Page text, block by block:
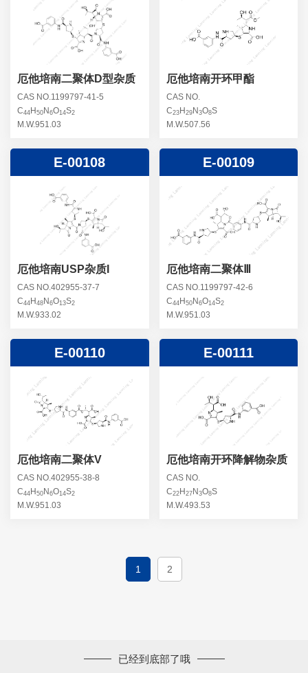
厄他培南二聚体D型杂质
CAS NO.1199797-41-5
C44 H 50 N 6O14S2
M.W.951.03
厄他培南开环甲酯
CAS NO.
C23H 29N 3O8S
M.W.507.56
E-00108
厄他培南USP杂质I
CAS NO.402955-37-7
C44 H 48 N 6O13S2
M.W.933.02
E-00109
厄他培南二聚体Ⅲ
CAS NO.1199797-42-6
C44 H 50N 6O14S2
M.W.951.03
E-00110
厄他培南二聚体V
CAS NO.402955-38-8
C44 H 50 N 6O14S2
M.W.951.03
E-00111
厄他培南开环降解物杂质
CAS NO.
C22H 27N 3O8S
M.W.493.53
1 2
已经到底部了哦